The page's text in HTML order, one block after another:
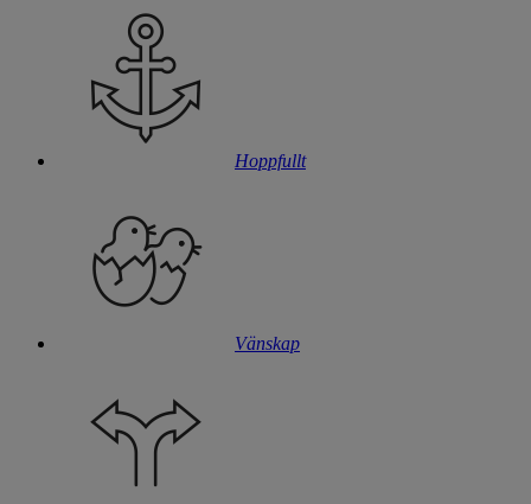
Hoppfullt
Vänskap